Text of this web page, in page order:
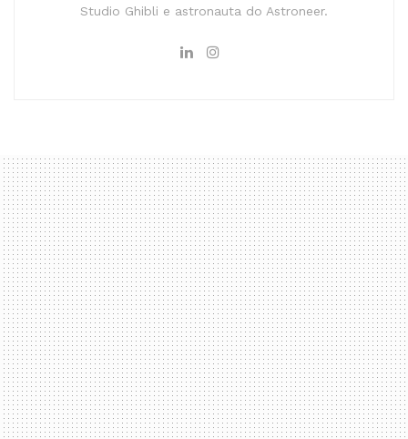
Studio Ghibli e astronauta do Astroneer.